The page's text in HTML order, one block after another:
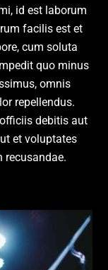
id est laborum
facilis est et
cum soluta
quo minus
omnis
repellendus.
debitis aut
et voluptates
recusandae.